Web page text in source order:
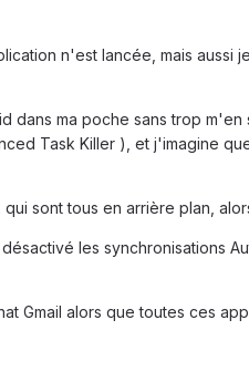
n'est lancée, mais aussi
ma poche sans trop
Task Killer ), et j'imagine
sont tous en arrière plan,
les synchronisations
Gmail alors que toutes ces